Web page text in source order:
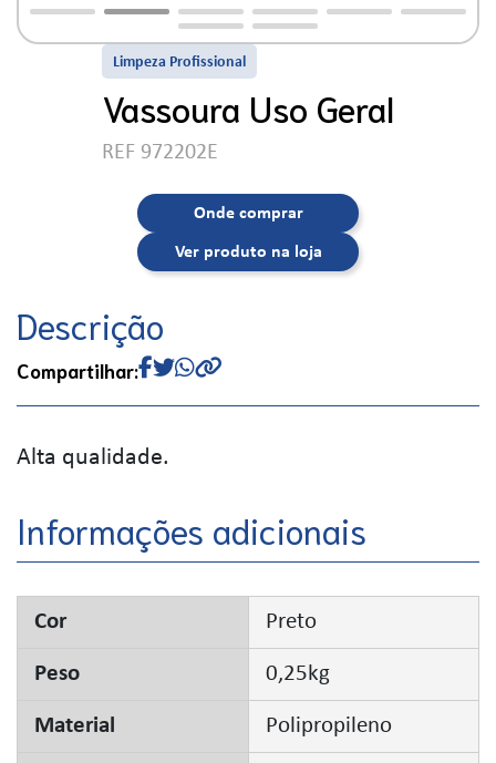
Limpeza Profissional
Vassoura Uso Geral
REF 972202E
Onde comprar
Ver produto na loja
Descrição
Compartilhar:
Alta qualidade.
Informações adicionais
Cor Preto
Peso 0,25kg
Material Polipropileno